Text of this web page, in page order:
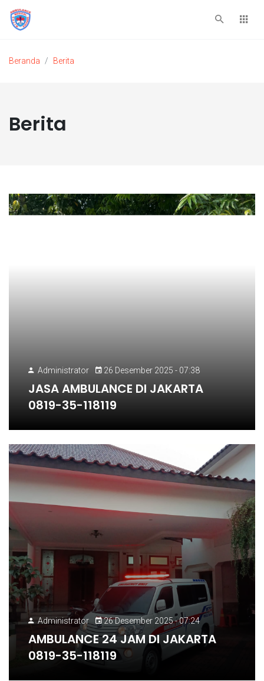
Beranda Berita
Berita
Administrator 26 Desember 2025 - 07:38
JASA AMBULANCE DI JAKARTA
0819-35-118119
Administrator 26 Desember 2025 - 07:24
AMBULANCE 24 JAM DI JAKARTA
0819-35-118119